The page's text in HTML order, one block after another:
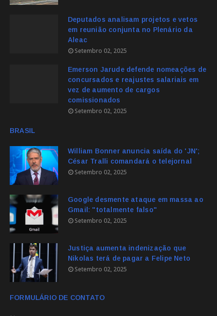
Deputados analisam projetos e vetos
em reunião conjunta no Plenário da
Aleac
Setembro 02, 2025
Emerson Jarude defende nomeações de
concursados e reajustes salariais em
vez de aumento de cargos
comissionados
Setembro 02, 2025
BRASIL
William Bonner anuncia saída do 'JN';
César Tralli comandará o telejornal
Setembro 02, 2025
Google desmente ataque em massa ao
Gmail: "totalmente falso"
Setembro 02, 2025
Justiça aumenta indenização que
Nikolas terá de pagar a Felipe Neto
Setembro 02, 2025
FORMULÁRIO DE CONTATO